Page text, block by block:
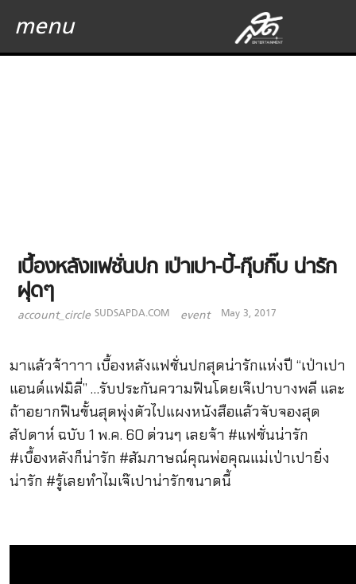
menu
เบื้องหลังแฟชั่นปก เป่าเปา-บี้-กุ๊บกิ๊บ น่ารัก
ฝุดๆ
account_circle SUDSAPDA.COM event May 3, 2017
มาแล้วจ้าาาา เบื้องหลังแฟชั่นปกสุดน่ารักแห่งปี “เป่าเปา
แอนด์แฟมิลี่” …รับประกันความฟินโดยเจ๊เปาบางพลี และ
ถ้าอยากฟินขั้นสุดพุ่งตัวไปแผงหนังสือแล้วจับจองสุด
สัปดาห์ ฉบับ 1 พ.ค. 60 ด่วนๆ เลยจ้า #แฟชั่นน่ารัก
#เบื้องหลังก็น่ารัก #สัมภาษณ์คุณพ่อคุณแม่เป่าเปายิ่ง
น่ารัก #รู้เลยทำไมเจ๊เปาน่ารักขนาดนี้